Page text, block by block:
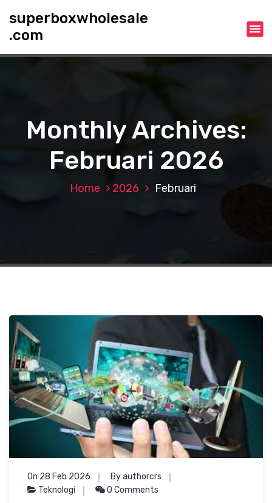
t
superboxwholesale
.com
Monthly Archives:
Februari 2026
Home 2026 Februari
On 28 Feb 2026
By authorcrs
Teknologi
0 Comments